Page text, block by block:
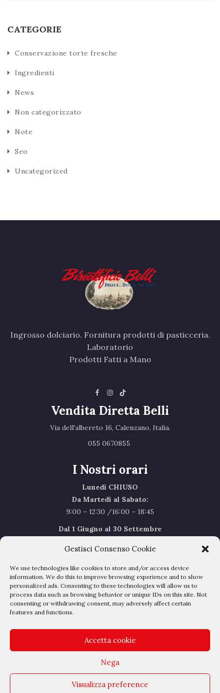
Gestisci Consenso Cookie
We use technologies like cookies to store and/or access device
information. We do this to improve browsing experience and to show
personalized ads. Consenting to these technologies will allow us to
process data such as browsing behavior or unique IDs on this site. Not
consenting or withdrawing consent, may adversely affect certain
features and functions.
Accetta cookie
Nega
Visualizza preference
CATEGORIE
Conservazione torte fresche
Ingredienti
News
Non categorizzato
Note
Seo
Uncategorized
Ingrosso dolciario. Fornitura prodotti di pasticceria.
Laboratorio
Prodotti Fatti a Mano
Vendita Diretta Belli
Via dell'albereto 16, Calenzano, Italia.‎
055 0670855 ‎
I Nostri orari
Lunedì CHIUSO
Da Martedi al Sabato:
9:00 – 12:30 /16:00 – 18:45
Dal 1 Giugno al 30 Settembre
Sabato Agosto Chiusi
I chiusi per Ferie dal 1 al 24Agosto
Privacy Policy–Cookie Policy
Outlet Belli - Via dell'albereto 16 - 50041 Calenzano - P.IVA
04209050485 - REA DI FIRENZE N° 428897